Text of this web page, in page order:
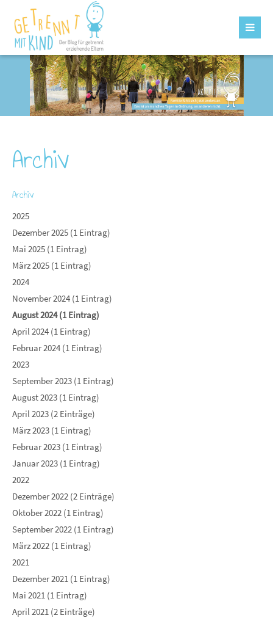
Archiv
Archiv
2025
Dezember 2025 (1 Eintrag)
Mai 2025 (1 Eintrag)
März 2025 (1 Eintrag)
2024
November 2024 (1 Eintrag)
August 2024 (1 Eintrag)
April 2024 (1 Eintrag)
Februar 2024 (1 Eintrag)
2023
September 2023 (1 Eintrag)
August 2023 (1 Eintrag)
April 2023 (2 Einträge)
März 2023 (1 Eintrag)
Februar 2023 (1 Eintrag)
Januar 2023 (1 Eintrag)
2022
Dezember 2022 (2 Einträge)
Oktober 2022 (1 Eintrag)
September 2022 (1 Eintrag)
März 2022 (1 Eintrag)
2021
Dezember 2021 (1 Eintrag)
Mai 2021 (1 Eintrag)
April 2021 (2 Einträge)